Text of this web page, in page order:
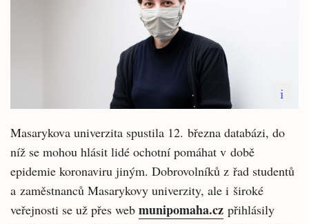
i
Masarykova univerzita spustila 12. března databázi, do
níž se mohou hlásit lidé ochotní pomáhat v době
epidemie koronaviru jiným. Dobrovolníků z řad studentů
a zaměstnanců Masarykovy univerzity, ale i široké
veřejnosti se už přes web munipomaha.cz přihlásily